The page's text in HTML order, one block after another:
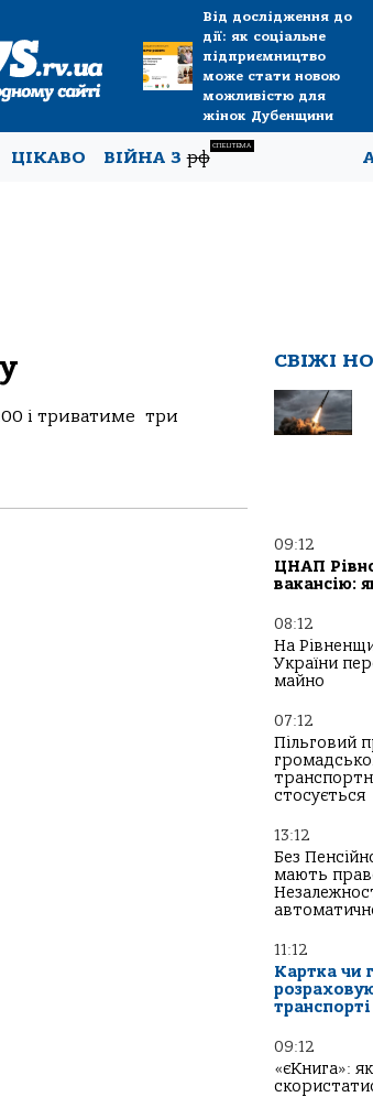
Від дослідження до
дії: як соціальне
підприємництво
може стати новою
можливістю для
жінок Дубенщини
ЦІКАВО ВІЙНА Зрф
СПЕЦТЕМА
і триватиме три
СВІЖІ
09:12
ЦНАП
вакансію:
08:12
На
України
майно
07:12
Пільговий
стосується
13:12
Без
мають
11:12
Картка чи
09:12
«єКнига»: